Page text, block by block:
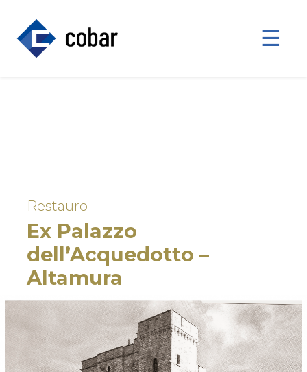
☰
Restauro
Ex Palazzo
dell’Acquedotto –
Altamura